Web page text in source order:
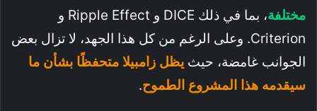
مختلفة
، بما في ذلك DICE و Ripple Effect و
Criterion. وعلى الرغم من كل هذا الجهد، لا تزال بعض
الجوانب غامضة، حيث يظل زامبيلا متحفظًا بشأن ما
سيقدمه هذا المشروع الطموح.